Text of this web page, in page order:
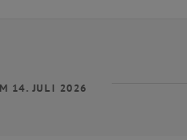
14. JULI 2026